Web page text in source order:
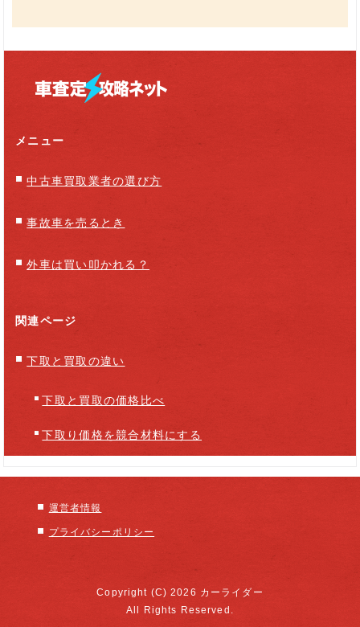
メニュー
中古車買取業者の選び方
事故車を売るとき
外車は買い叩かれる？
関連ページ
下取と買取の違い
下取と買取の価格比べ
下取り価格を競合材料にする
運営者情報
プライバシーポリシー
Copyright (C) 2026 カーライダー
All Rights Reserved.